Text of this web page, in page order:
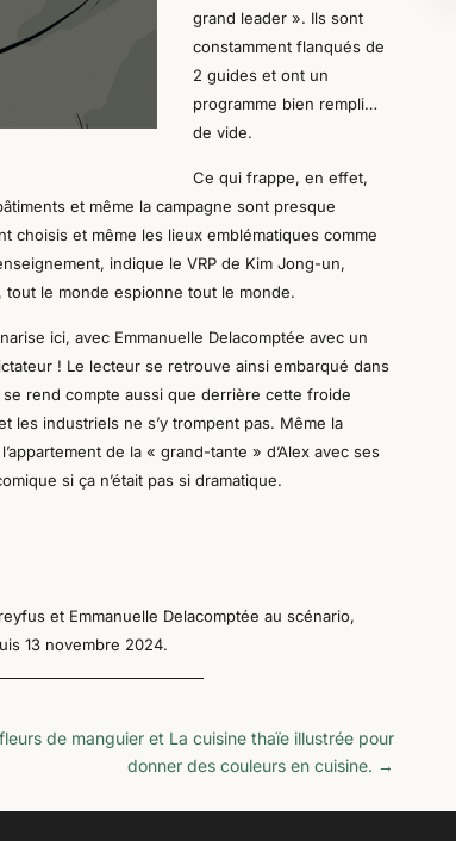
grand leader ». Ils sont
constamment flanqués de
2 guides et ont un
programme bien rempli…
de vide.
Ce qui frappe, en effet,
et même la campagne sont presque
choisis et même les lieux emblématiques comme
indique le VRP de Kim Jong-un,
tout le monde espionne tout le monde.
ici, avec Emmanuelle Delacomptéeavec un
! Le lecteur se retrouve ainsi embarqué dans
rend compte aussi que derrière cette froide
les industriels ne s’y trompent pas. Même la
de la « grand-tante » d’Alex avec ses
si ça n’était pas si dramatique.
et Emmanuelle Delacomptée au scénario,
13 novembre 2024.
de manguier et La cuisine thaïe illustrée pour
donner des couleurs en cuisine. →